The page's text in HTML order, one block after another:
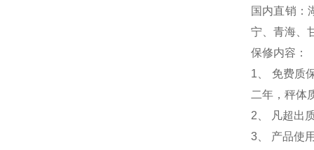
国内直销：
宁、青海、
保修内容：
1 、 免费
二年，秤体
2、 凡超出
3、 产品使